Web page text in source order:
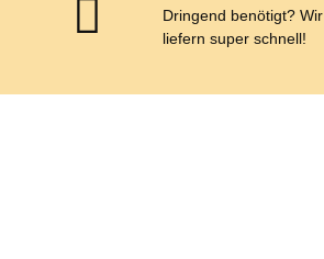
Dringend benötigt? Wir
liefern super schnell!